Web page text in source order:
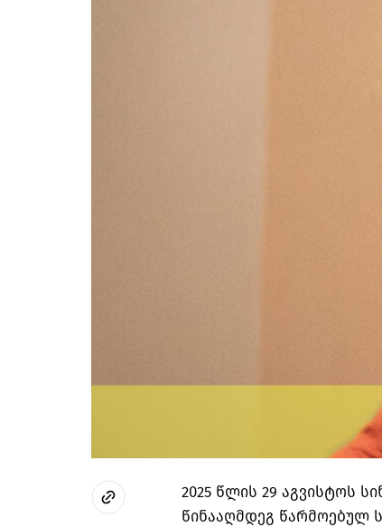
2025 წლის 29 აგვისტოს
წინააღმდეგ წარმოებულ